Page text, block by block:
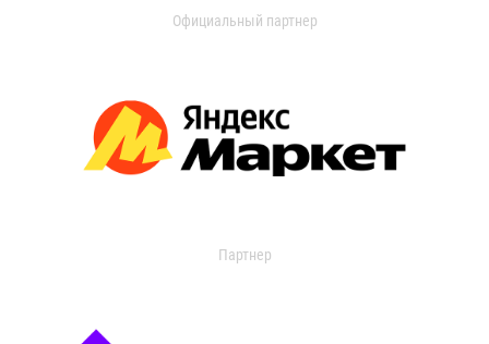
Официальный партнер
Партнер